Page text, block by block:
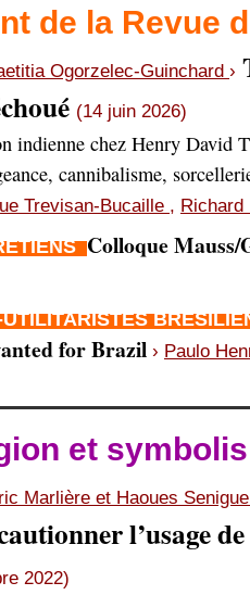
de la Revue
Ogorzelec-Guinchard ›
(14 juin 2026)
indienne chez Henry David
cannibalisme,
Trevisan-Bucaille ,
Colloque
for Brazil › Paulo
et
Marlière et Haoues
l’usage
2022)